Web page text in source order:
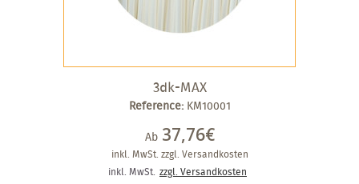
3dk-MAX
Reference: KM10001
Ab 37,76€
inkl. MwSt. zzgl. Versandkosten
inkl. MwSt. zzgl. Versandkosten